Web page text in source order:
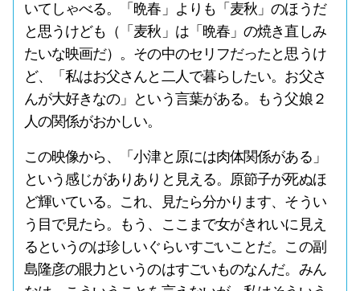
いてしゃべる。「晩春」よりも「麦秋」のほうだ
と思うけども（「麦秋」は「晩春」の焼き直しみ
たいな映画だ）。その中のセリフだったと思うけ
ど、「私はお父さんと二人で暮らしたい。お父さ
んが大好きなの」という言葉がある。もう父娘２
人の関係がおかしい。
この映像から、「小津と原には肉体関係がある」
という感じがありありと見える。原節子が死ぬほ
ど輝いている。これ、見たら分かります、そうい
う目で見たら。もう、ここまで女がきれいに見え
るというのは珍しいぐらいすごいことだ。この副
島隆彦の眼力というのはすごいものなんだ。みん